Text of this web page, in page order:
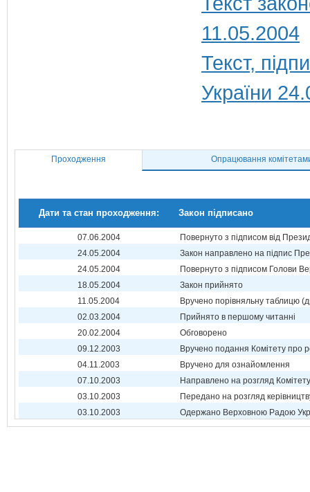
11.05.2004
Текст,
України
Проходження Опрацювання
Дати та стан проходження: Закон підписано
07.06.2004
Повернуто з підписом від
24.05.2004
Закон направлено на підпис
24.05.2004
Повернуто з підписом Голови
18.05.2004
Закон прийнято
11.05.2004
Вручено порівняльну таблицю
02.03.2004
Прийнято в першому читанні
20.02.2004
Обговорено
09.12.2003
Вручено подання Комітету про
04.11.2003
Вручено для ознайомлення
07.10.2003
Направлено на розгляд Комітету
03.10.2003
Передано на розгляд
03.10.2003
Одержано Верховною Радою